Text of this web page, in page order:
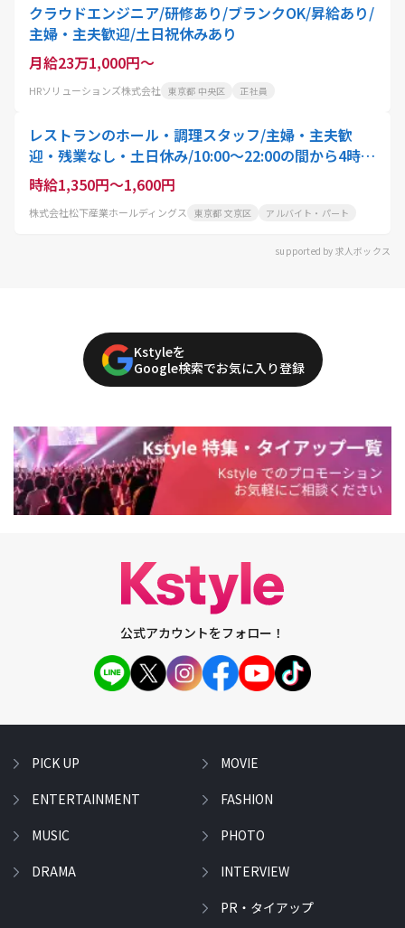
クラウドエンジニア/研修あり/ブランクOK/昇給あり/
主婦・主夫歓迎/土日祝休みあり
月給23万1,000円～
HRソリューションズ株式会社 東京都 中央区 正社員
レストランのホール・調理スタッフ/主婦・主夫歓
迎・残業なし・土日休み/10:00〜22:00の間から4時
間〜就業可能/スタッフ・アクティオ
時給1,350円～1,600円
株式会社松下産業ホールディングス 東京都 文京区 アルバイト・パート
supported by 求人ボックス
Kstyleを
Google検索でお気に入り登録
公式アカウントをフォロー！
PICK UP
ENTERTAINMENT
MUSIC
DRAMA
MOVIE
FASHION
PHOTO
INTERVIEW
PR・タイアップ